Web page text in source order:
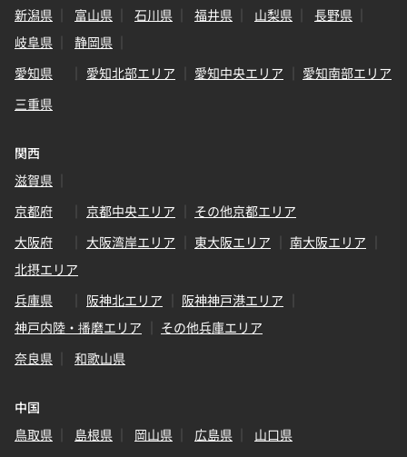
新潟県
富山県 石川県 福井県 山梨県
長野県
岐阜県
静岡県
愛知県
愛知北部エリア 愛知中央エリア
愛知南部エリア
三重県
関西
滋賀県
京都府
京都中央エリア
その他京都エリア
大阪府
大阪湾岸エリア 東大阪エリア
南大阪エリア
北摂エリア
兵庫県
阪神北エリア
阪神神戸港エリア
神戸内陸・播磨エリア
その他兵庫エリア
奈良県
和歌山県
中国
鳥取県
島根県 岡山県 広島県 山口県